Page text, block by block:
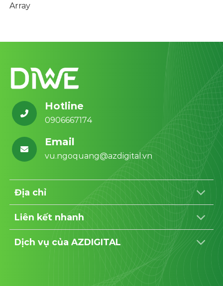
Array
Hotline
0906667174
Email
vu.ngoquang@azdigital.vn
Địa chỉ
Liên kết nhanh
Dịch vụ của AZDIGITAL